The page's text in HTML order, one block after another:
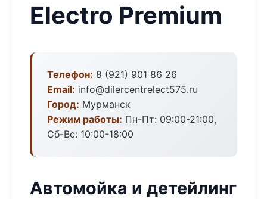
Electro Premium
Телефон: 8 (921) 901 86 26
Email: info@dilercentrelect575.ru
Город: Мурманск
Режим работы: Пн-Пт: 09:00-21:00,
Сб-Вс: 10:00-18:00
Автомойка и детейлинг